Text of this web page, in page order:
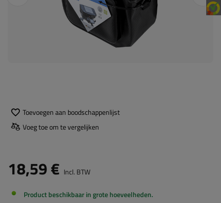
Toevoegen aan boodschappenlijst
Voeg toe om te vergelijken
18,59 € Incl. BTW
Product beschikbaar in grote hoeveelheden